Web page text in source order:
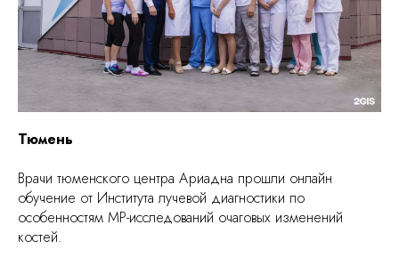
Тюмень
Врачи тюменского центра Ариадна прошли онлайн
обучение от Института лучевой диагностики по
особенностям МР-исследований очаговых изменений
костей.